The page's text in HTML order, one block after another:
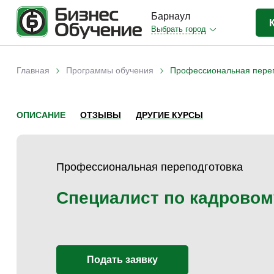
Барнаул
Выбрать город
Главная › Программы обучения › Профессиональная
ОПИСАНИЕ ОТЗЫВЫ ДРУГИЕ КУРСЫ
Профессиональная переподготовка
Специалист по
Подать заявку